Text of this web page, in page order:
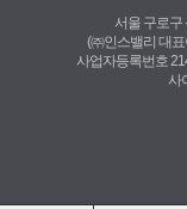
서울 구로구
(㈜인스밸리 대
사업자등록번호
사